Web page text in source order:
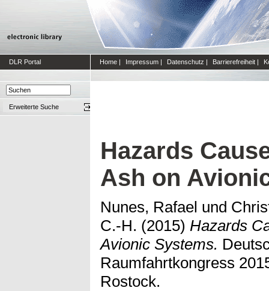
DLR Portal Home | Impressum | Datenschutz | Barrierefreiheit |
Erweiterte Suche
Hazards
Ash on
Nunes, Rafael und
C.-H. (2015) Hazards
Avionic Systems.
Raumfahrtkongress
Rostock.